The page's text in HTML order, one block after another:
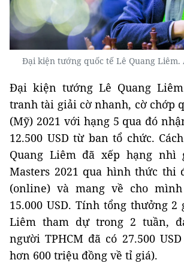
Đại kiện tướng quốc tế Lê Quang Liêm.
Đại kiện tướng Lê Quang
tranh tài giải cờ nhanh, cờ chớp
(Mỹ) 2021 với hạng 5 qua đó
12.500 USD từ ban tổ chức.
Quang Liêm đã xếp hạng nhì
Masters 2021 qua hình thức thi
(online) và mang về cho
15.000 USD. Tính tổng thưởng 2
Liêm tham dự trong 2 tuần,
người TPHCM đã có 27.500
hơn 600 triệu đồng về tỉ giá).